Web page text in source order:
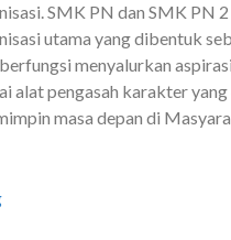
SMK PN dan SMK PN
utama yang dibentuk
menyalurkan
alat pengasah karakter
masa depan di